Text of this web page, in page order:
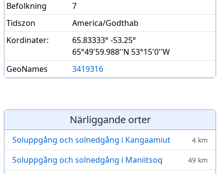
Befolkning
7
Tidszon
America/Godthab
Kordinater:
65.83333° -53.25°
65°49'59.988''N 53°15'0''W
GeoNames
3419316
Närliggande orter
Soluppgång och solnedgång i Kangaamiut 4 km
Soluppgång och solnedgång i Maniitsoq 49 km